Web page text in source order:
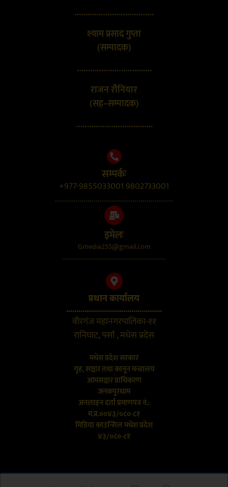
………………………………
श्याम प्रसाद गुप्ता
(सम्पादक)
…………………………….
राजन रौनियार
(सह–सम्पादक)
……………………………..
सम्पर्कः
+977-9855033001 9802733001
..........................................................
इमेलः
Gmedia255@gmail.com
....................................................................
प्रधान कार्यालय
...............................................
वीरगंज महानगरपालिका-११
रानिघाट, पर्सा , मधेस प्रदेस
मधेस प्रदेश सरकार
गृह, सञ्चार तथा कानून मन्त्रालय
आमसञ्चार प्राधिकरण
जनकपुरधाम
अनलाइन दर्ता प्रमाणपत्र नं.:
म.प्र.००४३/०८०-८१
मिडिया काउन्सिल मधेश प्रदेश
४३/०८०-८१